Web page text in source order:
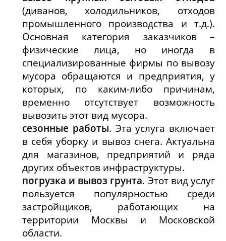
(диванов, холодильников, отходов
промышленного производства и т.д.).
Основная категория заказчиков –
физические лица, но иногда в
специализированные фирмы по вывозу
мусора обращаются и предприятия, у
которых, по каким-либо причинам,
временно отсутствует возможность
вывозить этот вид мусора.
сезонные работы. Эта услуга включает
в себя уборку и вывоз снега. Актуальна
для магазинов, предприятий и ряда
других объектов инфраструктуры.
погрузка и вывоз грунта. Этот вид услуг
пользуется популярностью среди
застройщиков, работающих на
территории Москвы и Московской
области.